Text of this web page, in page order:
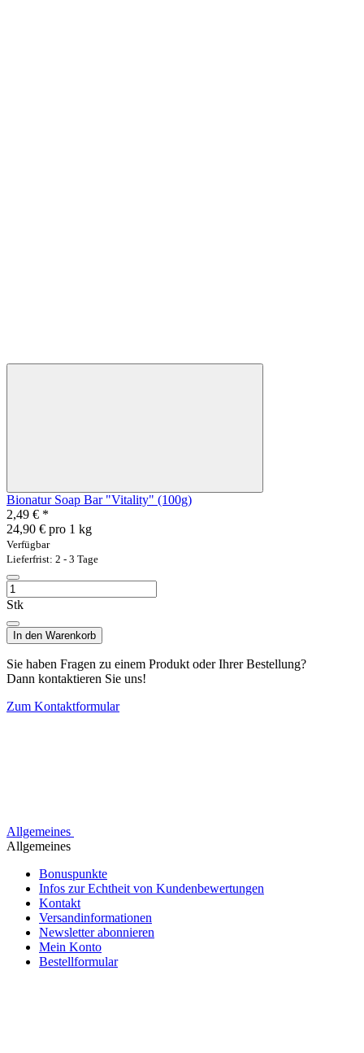
Bionatur Soap Bar "Vitality" (100g)
2,49 € *
24,90 € pro 1 kg
Verfügbar
Lieferfrist: 2 - 3 Tage
Stk
In den Warenkorb
Sie haben Fragen zu einem Produkt oder Ihrer Bestellung?
Dann kontaktieren Sie uns!
Zum Kontaktformular
Allgemeines
Allgemeines
Bonuspunkte
Infos zur Echtheit von Kundenbewertungen
Kontakt
Versandinformationen
Newsletter abonnieren
Mein Konto
Bestellformular